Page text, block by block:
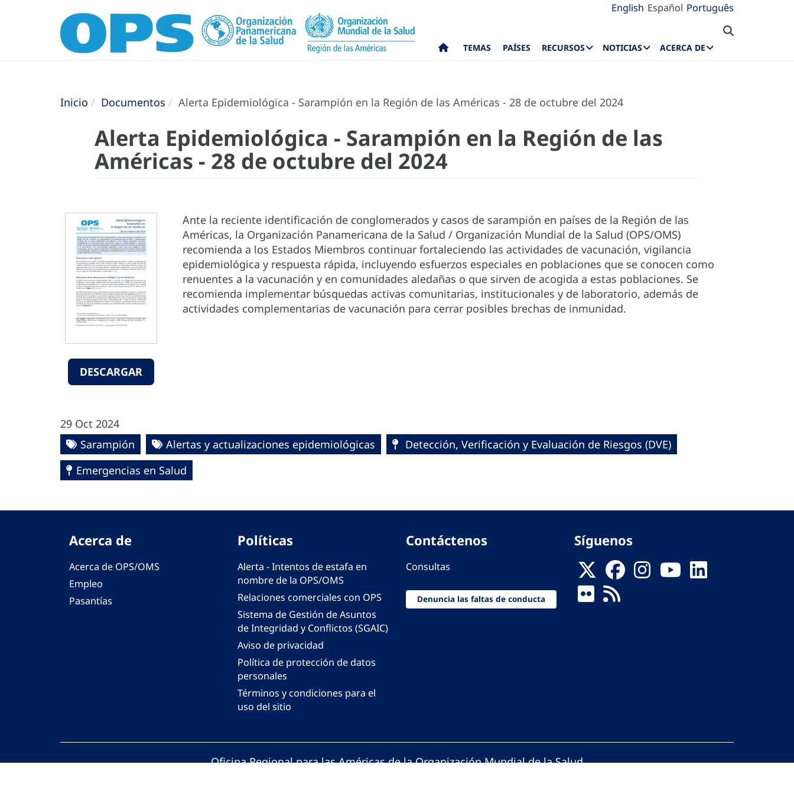
English Español Português
TEMAS PAÍSES RECURSOS NOTICIAS ACERCA DE
Inicio Documentos Alerta Epidemiológica - Sarampión en la Región de las Américas - 28 de octubre del 2024
Alerta Epidemiológica - Sarampión en la Región de las
Américas - 28 de octubre del 2024
DESCARGAR
Ante la reciente identificación de conglomerados y casos de sarampión en países de la Región de las
Américas, la Organización Panamericana de la Salud / Organización Mundial de la Salud (OPS/OMS)
recomienda a los Estados Miembros continuar fortaleciendo las actividades de vacunación, vigilancia
epidemiológica y respuesta rápida, incluyendo esfuerzos especiales en poblaciones que se conocen como
renuentes a la vacunación y en comunidades aledañas o que sirven de acogida a estas poblaciones. Se
recomienda implementar búsquedas activas comunitarias, institucionales y de laboratorio, además de
actividades complementarias de vacunación para cerrar posibles brechas de inmunidad.
29 Oct 2024
Sarampión
Alertas y actualizaciones epidemiológicas
Detección, Verificación y Evaluación de Riesgos (DVE)
Emergencias en Salud
Acerca de
Acerca de OPS/OMS
Empleo
Pasantías
Políticas
Alerta - Intentos de estafa en
nombre de la OPS/OMS
Relaciones comerciales con OPS
Sistema de Gestión de Asuntos
de Integridad y Conflictos (SGAIC)
Aviso de privacidad
Política de protección de datos
personales
Términos y condiciones para el
uso del sitio
Contáctenos
Consultas
Denuncia las faltas de conducta
Síguenos
Oficina Regional para las Américas de la Organización Mundial de la Salud